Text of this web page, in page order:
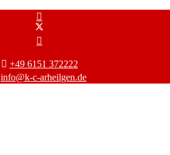
+49 6151 372222
info@k-c-arheilgen.de